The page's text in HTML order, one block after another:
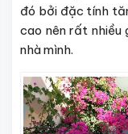
đó bởi đặc tính
cao nên rất nhiều
nhà mình.